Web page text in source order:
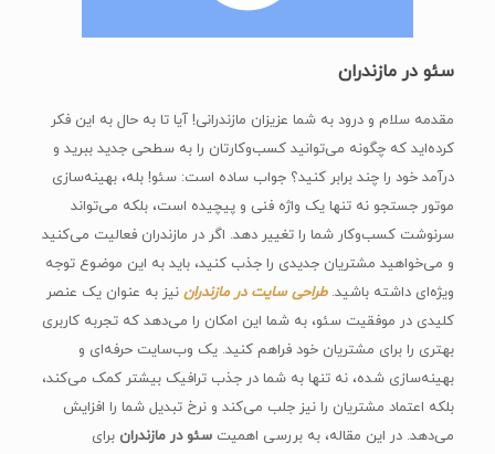
سئو در مازندران
مقدمه سلام و درود به شما عزیزان مازندرانی! آیا تا به حال به این فکر
کرده‌اید که چگونه می‌توانید کسب‌وکارتان را به سطحی جدید ببرید و
درآمد خود را چند برابر کنید؟ جواب ساده است: سئو! بله، بهینه‌سازی
موتور جستجو نه تنها یک واژه فنی و پیچیده است، بلکه می‌تواند
سرنوشت کسب‌وکار شما را تغییر دهد. اگر در مازندران فعالیت می‌کنید
و می‌خواهید مشتریان جدیدی را جذب کنید، باید به این موضوع توجه
ویژه‌ای داشته باشید.طراحی سایت در مازندراننیز به عنوان یک عنصر
کلیدی در موفقیت سئو، به شما این امکان را می‌دهد که تجربه کاربری
بهتری را برای مشتریان خود فراهم کنید. یک وب‌سایت حرفه‌ای و
بهینه‌سازی شده، نه تنها به شما در جذب ترافیک بیشتر کمک می‌کند،
بلکه اعتماد مشتریان را نیز جلب می‌کند و نرخ تبدیل شما را افزایش
می‌دهد. در این مقاله، به بررسی اهمیت سئو در مازندران برای